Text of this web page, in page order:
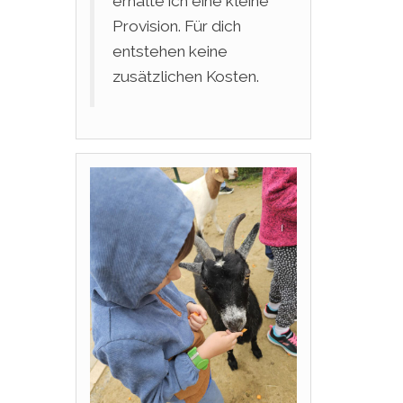
Provision. Für dich
entstehen keine
zusätzlichen Kosten.